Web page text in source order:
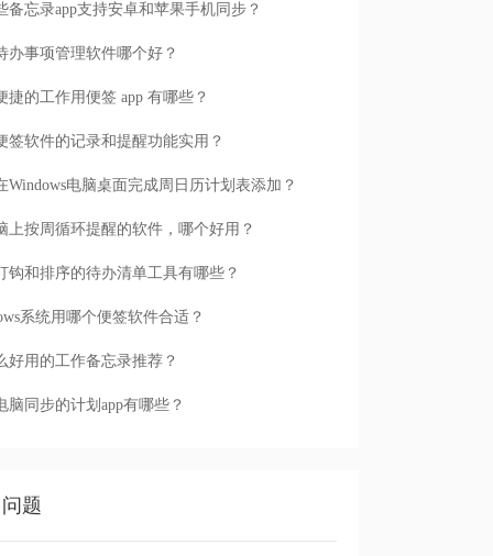
备忘录app支持安卓和苹果手机同步？
办事项管理软件哪个好？
捷的工作用便签 app 有哪些？
签软件的记录和提醒功能实用？
Windows电脑桌面完成周日历计划表添加？
上按周循环提醒的软件，哪个好用？
钩和排序的待办清单工具有哪些？
系统用哪个便签软件合适？
好用的工作备忘录推荐？
脑同步的计划app有哪些？
题